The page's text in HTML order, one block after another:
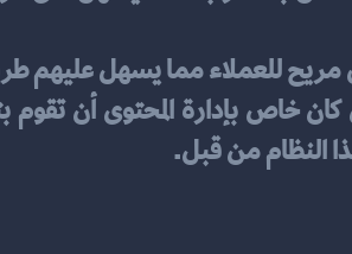
النظام من قبل.